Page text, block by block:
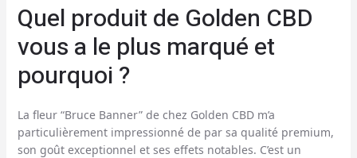
Quel produit de Golden CBD
vous a le plus marqué et
pourquoi ?
La fleur “Bruce Banner” de chez Golden CBD m’a
particulièrement impressionné de par sa qualité premium,
son goût exceptionnel et ses effets notables. C’est un